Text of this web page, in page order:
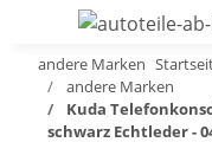
andere Marken
andere Marken
Kuda
schwarz Echtleder -